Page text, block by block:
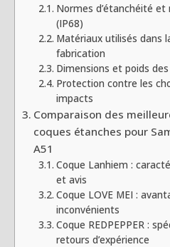
Normes d’étanchéité et
(IP68)
Matériaux utilisés dans
fabrication
Dimensions et poids
Protection contre les
impacts
Comparaison des
coques étanches pour
A51
Coque Lanhiem :
et avis
Coque LOVE MEI :
inconvénients
Coque REDPEPPER :
retours d’expérience